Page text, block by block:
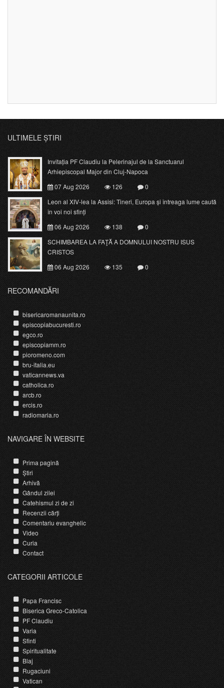
ULTIMELE ȘTIRI
Invitația PF Claudiu la Pelerinajul de la Sanctuarul
Arhiepiscopal Major din Cluj-Napoca
07 Aug 2026
126
0
Leon al XIV-lea la Assisi: Tineri, Europa și întreaga lume caută
în voi noi sfinți
06 Aug 2026
138
0
SCHIMBAREA LA FAŢĂ A DOMNULUI NOSTRU ISUS
CRISTOS
06 Aug 2026
135 0
RECOMANDĂRI
bisericaromanaunita.ro
episcopiabucuresti.ro
egco.ro
episcopiamm.ro
pioromeno.com
bru-italia.eu
vaticannews.va
catholica.ro
arcb.ro
ercis.ro
radiomaria.ro
NAVIGARE ÎN WEBSITE
Prima pagină
Știri
Arhivă
Gândul zilei
Catehismul zi de zi
Recenzii cărți
Comentariu evanghelic
Video
Curia
Contact
CATEGORII ARTICOLE
Papa Francisc
Biserica Greco-Catolica
PF Claudiu
Varia
Sfinti
Spiritualitate
Blaj
Rugaciuni
Vatican